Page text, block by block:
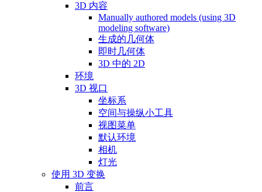
3D 内容
Manually authored models (using 3D
modeling software)
生成的几何体
即时几何体
3D 中的 2D
环境
3D 视口
坐标系
空间与操纵小工具
视图菜单
默认环境
相机
灯光
使用 3D 变换
前言